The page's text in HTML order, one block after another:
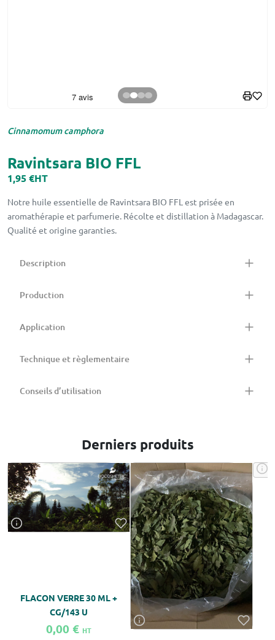
Cinnamomum camphora
Ravintsara BIO FFL
1,95 €HT
Notre huile essentielle de Ravintsara BIO FFL est prisée en
aromathérapie et parfumerie. Récolte et distillation à Madagascar.
Qualité et origine garanties.
Description
Production
Application
Technique et règlementaire
Conseils d’utilisation
Derniers produits
FLACON VERRE 30 ML +
CG/143 U
0,00 € HT